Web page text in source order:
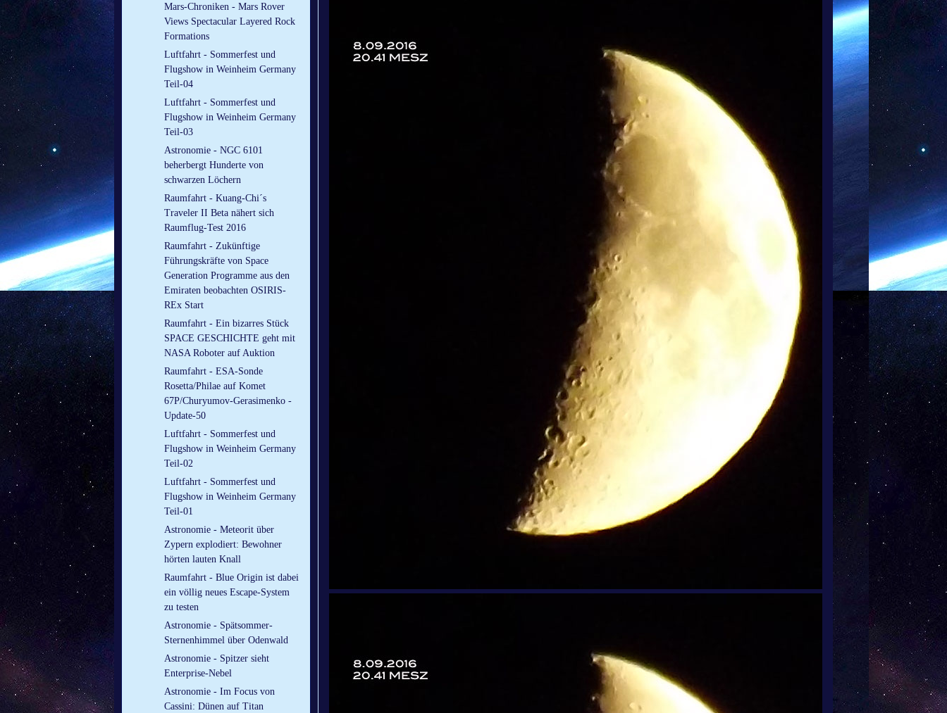
Mars-Chroniken - Mars Rover
Views Spectacular Layered Rock
Formations
Luftfahrt - Sommerfest und
Flugshow in Weinheim Germany
Teil-04
Luftfahrt - Sommerfest und
Flugshow in Weinheim Germany
Teil-03
Astronomie - NGC 6101
beherbergt Hunderte von
schwarzen Löchern
Raumfahrt - Kuang-Chi´s
Traveler II Beta nähert sich
Raumflug-Test 2016
Raumfahrt - Zukünftige
Führungskräfte von Space
Generation Programme aus den
Emiraten beobachten OSIRIS-
REx Start
Raumfahrt - Ein bizarres Stück
SPACE GESCHICHTE geht mit
NASA Roboter auf Auktion
Raumfahrt - ESA-Sonde
Rosetta/Philae auf Komet
67P/Churyumov-Gerasimenko -
Update-50
Luftfahrt - Sommerfest und
Flugshow in Weinheim Germany
Teil-02
Luftfahrt - Sommerfest und
Flugshow in Weinheim Germany
Teil-01
Astronomie - Meteorit über
Zypern explodiert: Bewohner
hörten lauten Knall
Raumfahrt - Blue Origin ist dabei
ein völlig neues Escape-System
zu testen
Astronomie - Spätsommer-
Sternenhimmel über Odenwald
Astronomie - Spitzer sieht
Enterprise-Nebel
Astronomie - Im Focus von
Cassini: Dünen auf Titan